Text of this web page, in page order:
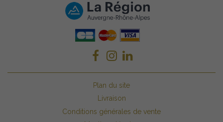
Plan du site
Livraison
Conditions générales de vente